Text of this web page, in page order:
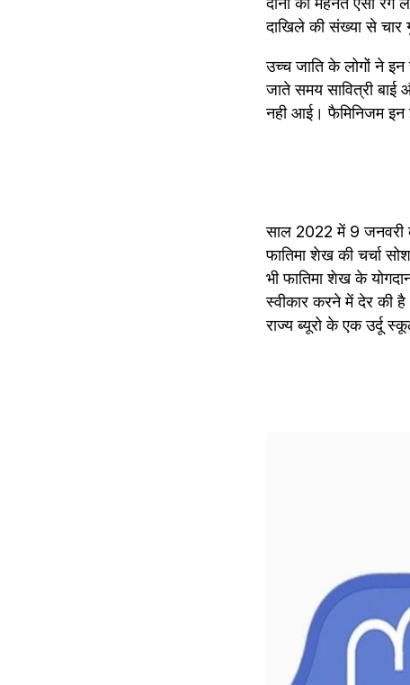
दाखिले की संख्या से चार
उच्च जाति के लोगों ने
जाते समय सावित्री बाई
नही आई। फैमिनिजम इन
साल 2022 में 9 जनवरी
फातिमा शेख की चर्चा
भी फातिमा शेख के
स्वीकार करने में देर की
राज्य ब्यूरो के एक उर्दू